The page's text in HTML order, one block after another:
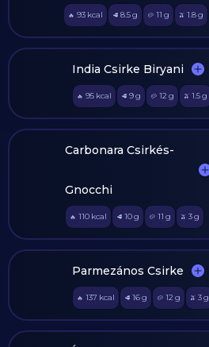
🔥 93 kcal 🥩 8.5g 🥔 11 g 🫒 1.8g
India Csirke Biryani
🔥 95 kcal 🥩 9g 🥔 12 g 🫒 1.5g
Carbonara Csirkés-
Gnocchi
🔥 110 kcal 🥩 10g 🥔 11 g 🫒 3g
Parmezános Csirke
🔥 137 kcal 🥩 16g 🥔 12 g 🫒 3g